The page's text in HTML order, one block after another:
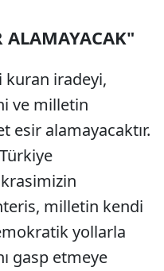
ALAMAYACAK"
kuran iradeyi,
ve milletin
esir alamayacaktır.
milletin kendi
yollarla
gasp etmeye